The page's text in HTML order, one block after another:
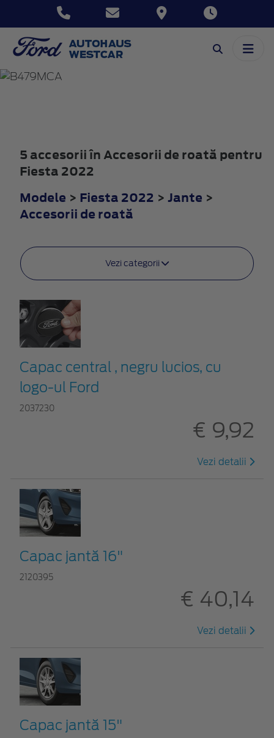
FIESTA
5 accesorii în Accesorii de roată pentru
Fiesta 2022
Modele > Fiesta 2022 > Jante >
Accesorii de roată
Vezi categorii
Capac central , negru lucios, cu
logo-ul Ford
2037230
€ 9,92
Vezi detalii
Capac jantă 16"
2120395
€ 40,14
Vezi detalii
Capac jantă 15"